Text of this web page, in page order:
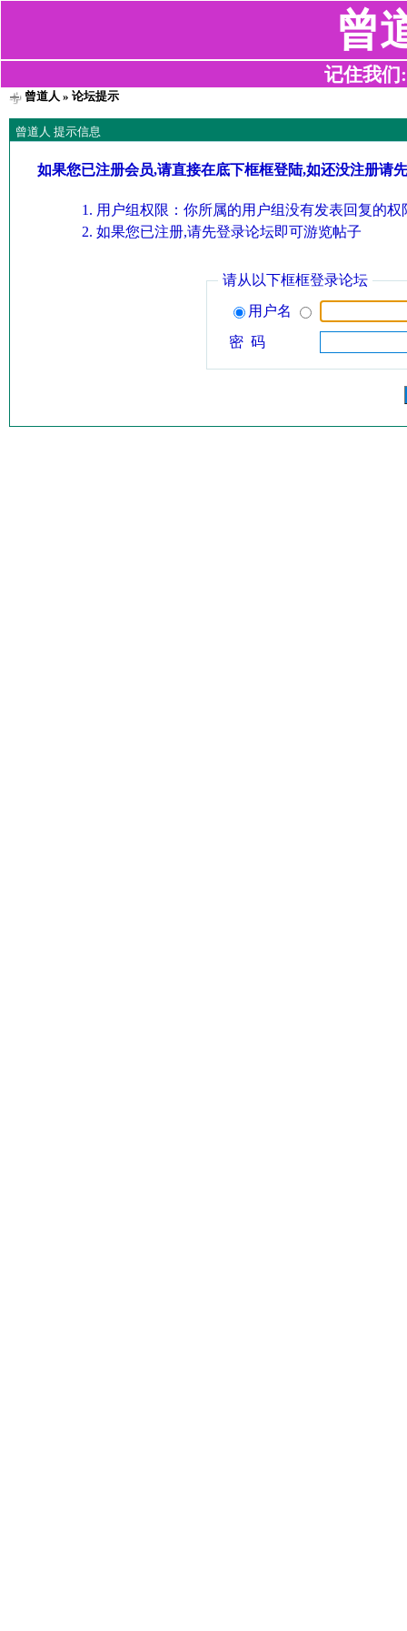
曾
记住我们
曾道人 » 论坛提示
曾道人 提示信息
如果您已注册会员,请直接在底下框框登陆,如还没注册请
用户组权限：你所属的用户组没有发表回复的权
如果您已注册,请先登录论坛即可游览帖子
请从以下框框登录论坛
用户名
密 码